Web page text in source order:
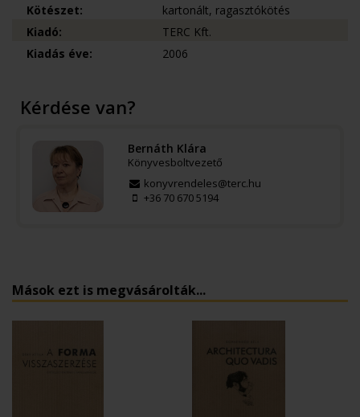
Kötészet:
kartonált, ragasztókötés
Kiadó:
TERC Kft.
Kiadás éve:
2006
Kérdése van?
Bernáth Klára
Könyvesboltvezető
konyvrendeles@terc.hu
+36 70 670 5194
Mások ezt is megvásárolták...